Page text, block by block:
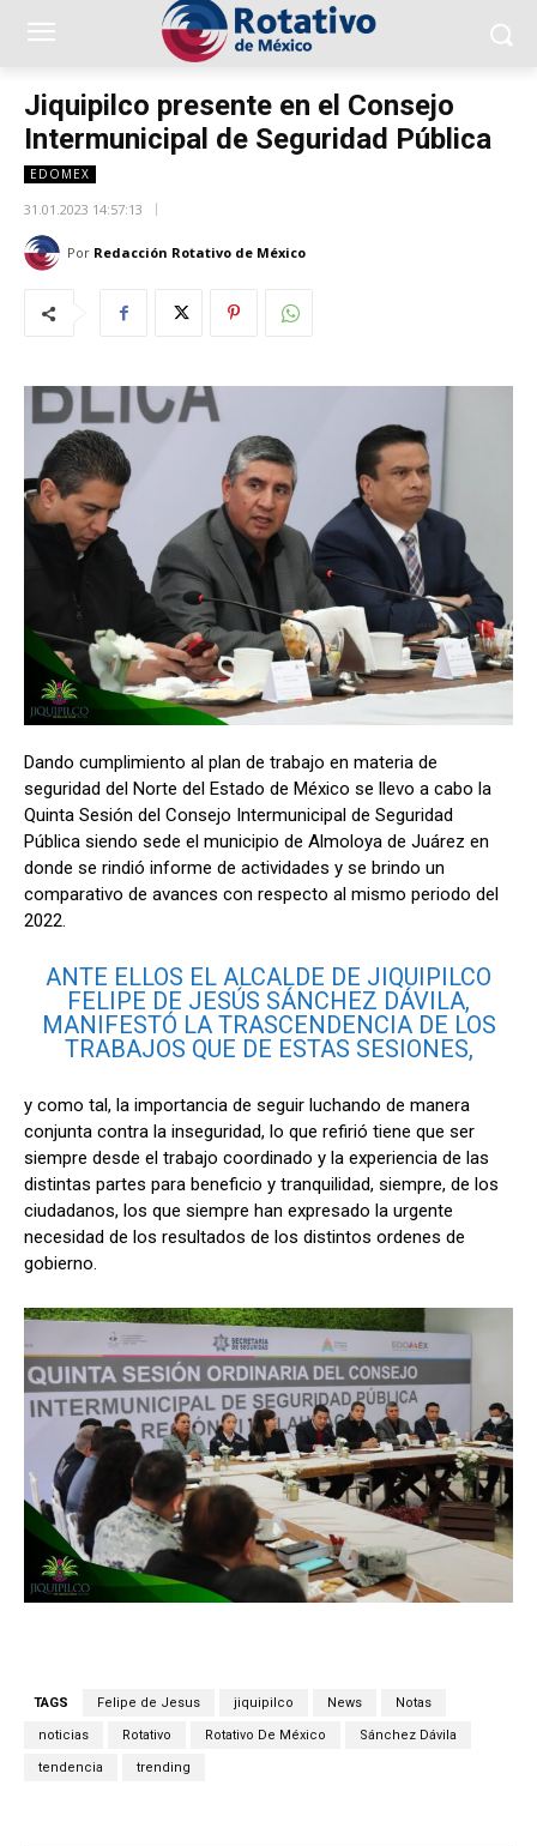
Jiquipilco presente en el Consejo
Intermunicipal de Seguridad Pública
EDOMEX
31.01.2023 14:57:13
Por Redacción Rotativo de México
Dando cumplimiento al plan de trabajo en materia de
seguridad del Norte del Estado de México se llevo a cabo la
Quinta Sesión del Consejo Intermunicipal de Seguridad
Pública siendo sede el municipio de Almoloya de Juárez en
donde se rindió informe de actividades y se brindo un
comparativo de avances con respecto al mismo periodo del
2022.
ANTE ELLOS EL ALCALDE DE JIQUIPILCO
FELIPE DE JESÚS SÁNCHEZ DÁVILA,
MANIFESTÓ LA TRASCENDENCIA DE LOS
TRABAJOS QUE DE ESTAS SESIONES,
y como tal, la importancia de seguir luchando de manera
conjunta contra la inseguridad, lo que refirió tiene que ser
siempre desde el trabajo coordinado y la experiencia de las
distintas partes para beneficio y tranquilidad, siempre, de los
ciudadanos, los que siempre han expresado la urgente
necesidad de los resultados de los distintos ordenes de
gobierno.
TAGS Felipe de Jesus jiquipilco News Notas
noticias Rotativo Rotativo De México Sánchez Dávila
tendencia trending